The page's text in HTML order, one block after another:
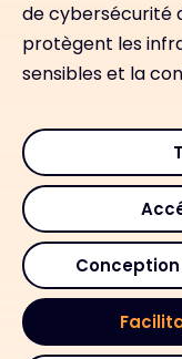
de cybersécurité
protègent les
sensibles et la